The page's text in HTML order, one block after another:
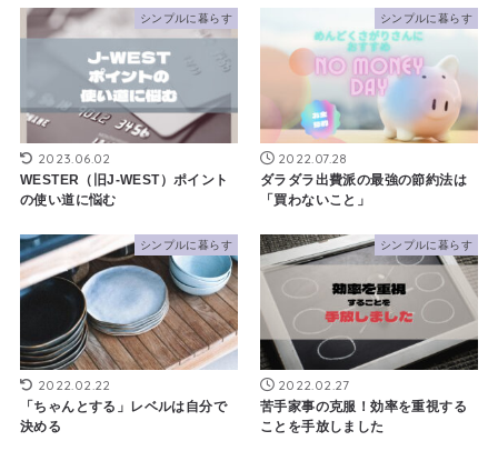
シンプルに暮らす
2023.06.02
WESTER（旧J-WEST）ポイント
の使い道に悩む
シンプルに暮らす
2022.07.28
ダラダラ出費派の最強の節約法は
「買わないこと」
シンプルに暮らす
2022.02.22
「ちゃんとする」レベルは自分で
決める
シンプルに暮らす
2022.02.27
苦手家事の克服！効率を重視する
ことを手放しました